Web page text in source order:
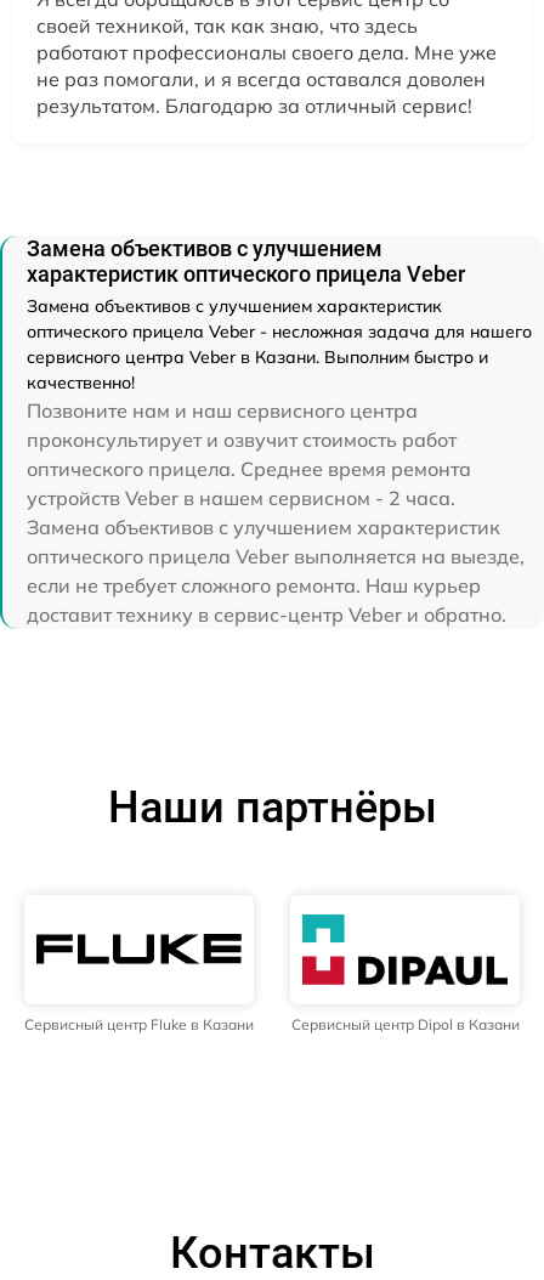
своей техникой, так как знаю, что здесь
работают профессионалы своего дела. Мне уже
не раз помогали, и я всегда оставался доволен
результатом. Благодарю за отличный сервис!
Замена объективов с улучшением
характеристик оптического прицела Veber
Замена объективов с улучшением характеристик
оптического прицела Veber - несложная задача для нашего
сервисного центра Veber в Казани. Выполним быстро и
качественно!
Позвоните нам и наш сервисного центра
проконсультирует и озвучит стоимость работ
оптического прицела. Среднее время ремонта
устройств Veber в нашем сервисном - 2 часа.
Замена объективов с улучшением характеристик
оптического прицела Veber выполняется на выезде,
если не требует сложного ремонта. Наш курьер
доставит технику в сервис-центр Veber и обратно.
Наши партнёры
Сервисный центр Fluke в Казани Сервисный центр Dipol в Казани
Контакты